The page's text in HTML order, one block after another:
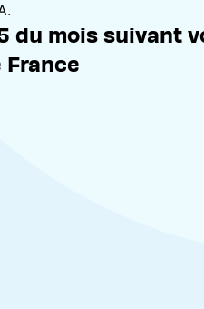
du mois suivant